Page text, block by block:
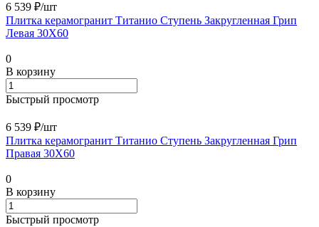
6 539 ₽/шт
Плитка керамогранит Титанио Ступень Закругленная Грип
Левая 30X60
0
В корзину
Быстрый просмотр
6 539 ₽/шт
Плитка керамогранит Титанио Ступень Закругленная Грип
Правая 30X60
0
В корзину
Быстрый просмотр